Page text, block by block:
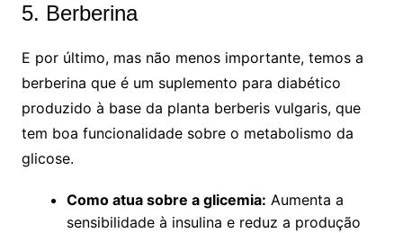
5. Berberina
E por último, mas não menos importante, temos a
berberina que é um suplemento para diabético
produzido à base da planta berberis vulgaris, que
tem boa funcionalidade sobre o metabolismo da
glicose.
Como atua sobre a glicemia: Aumenta a
sensibilidade à insulina e reduz a produção